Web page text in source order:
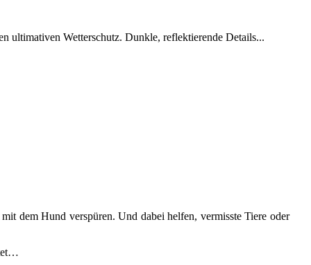
ultimativen Wetterschutz. Dunkle, reflektierende Details...
dem Hund verspüren. Und dabei helfen, vermisste Tiere oder